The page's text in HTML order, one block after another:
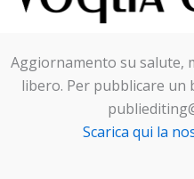
Aggiornamento su salute,
libero. Per pubblicare un
Scarica qui la